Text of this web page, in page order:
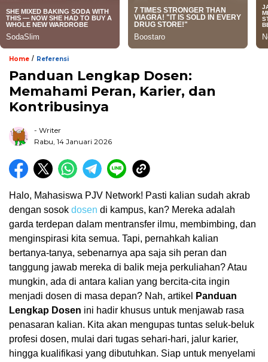
Home / Referensi
Panduan Lengkap Dosen:
Memahami Peran, Karier, dan
Kontribusinya
- Writer
Rabu, 14 Januari 2026
Halo, Mahasiswa PJV Network! Pasti kalian sudah akrab
dengan sosok dosen di kampus, kan? Mereka adalah
garda terdepan dalam mentransfer ilmu, membimbing, dan
menginspirasi kita semua. Tapi, pernahkah kalian
bertanya-tanya, sebenarnya apa saja sih peran dan
tanggung jawab mereka di balik meja perkuliahan? Atau
mungkin, ada di antara kalian yang bercita-cita ingin
menjadi dosen di masa depan? Nah, artikel
Panduan
Lengkap Dosen ini hadir khusus untuk menjawab rasa
penasaran kalian. Kita akan mengupas tuntas seluk-beluk
profesi dosen, mulai dari tugas sehari-hari, jalur karier,
hingga kualifikasi yang dibutuhkan. Siap untuk menyelami